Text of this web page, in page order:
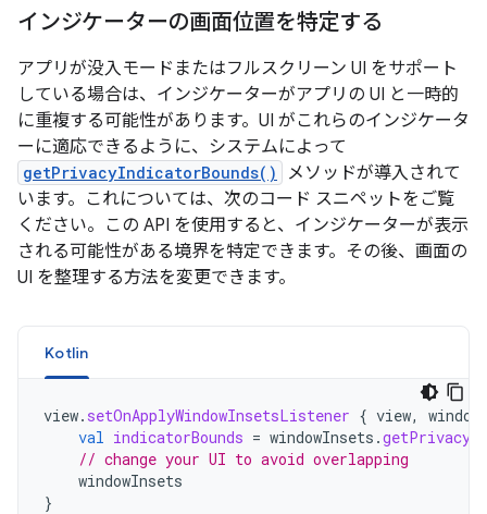
インジケーターの画面位置を特定する
アプリが没入モードまたはフルスクリーン UI をサポート
している場合は、インジケーターがアプリの UI と一時的
に重複する可能性があります。UI がこれらのインジケータ
ーに適応できるように、システムによって
getPrivacyIndicatorBounds()
メソッドが導入されて
います。これについては、次のコード スニペットをご覧
ください。この API を使用すると、インジケーターが表示
される可能性がある境界を特定できます。その後、画面の
UI を整理する方法を変更できます。
Kotlin
view. setOnApplyWindowInsetsListener { view,
val indicatorBounds = windowInsets .
// change your UI to avoid overlapping
windowInsets
}